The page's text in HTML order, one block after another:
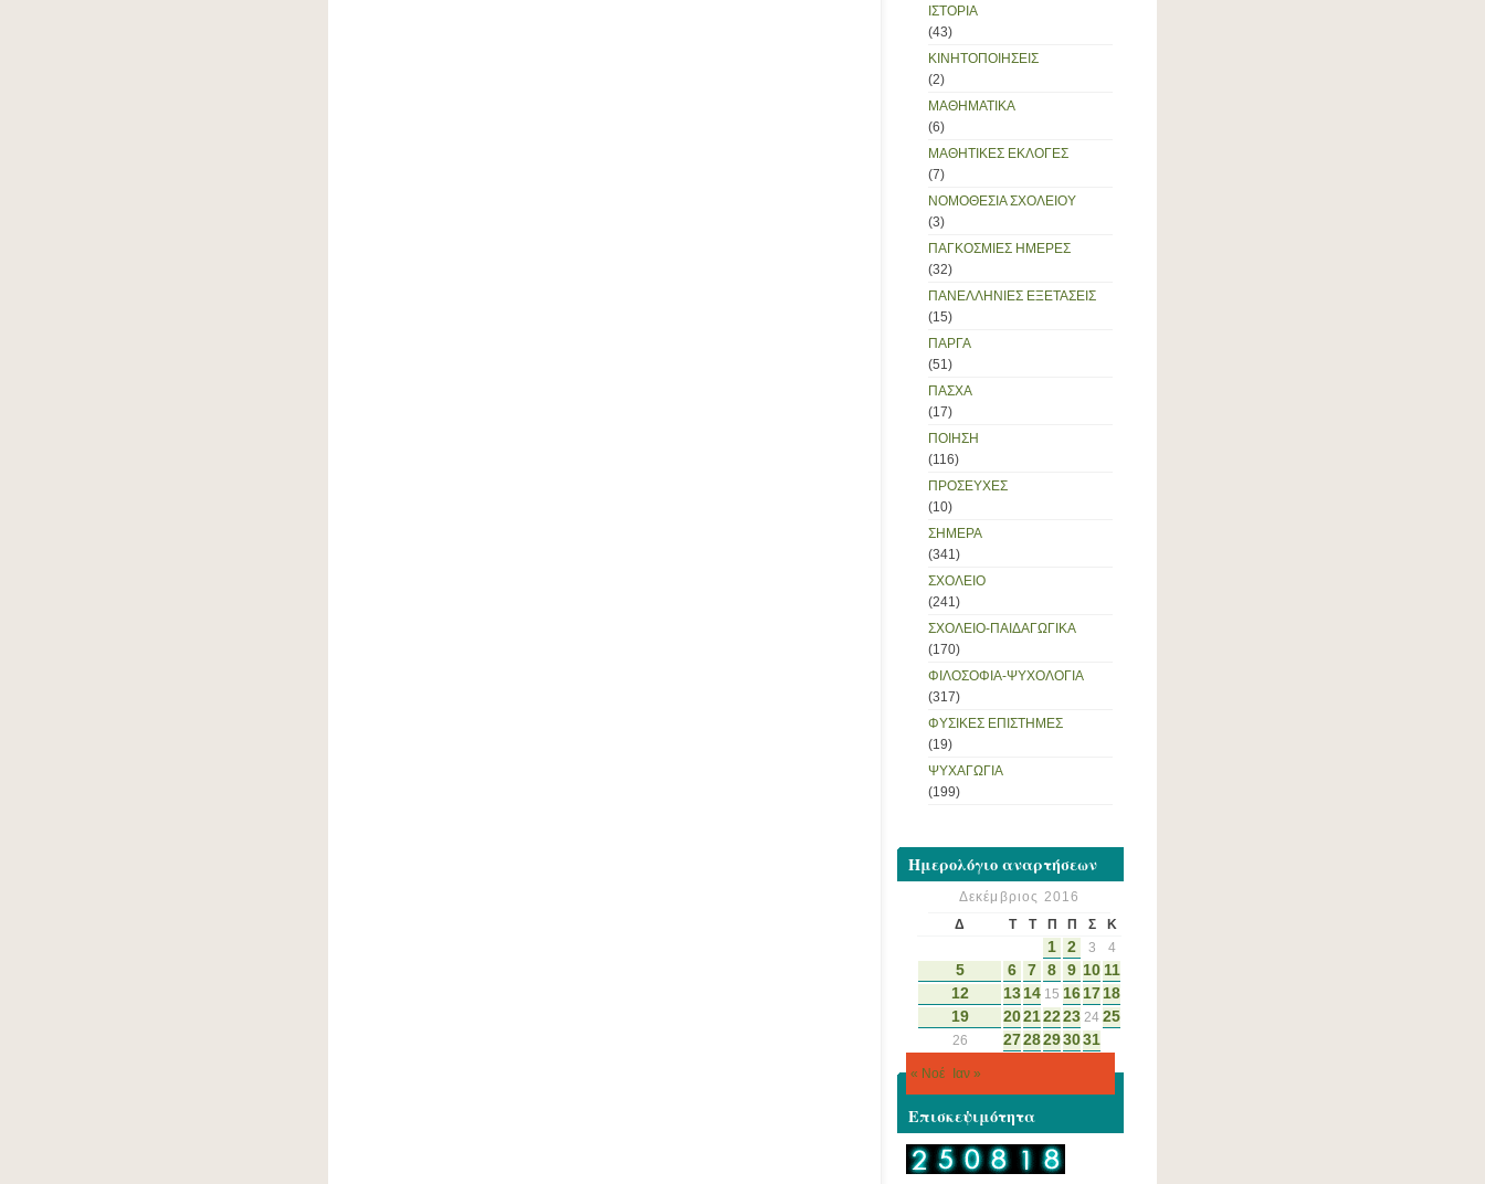
ΙΣΤΟΡΙΑ
(43)
ΚΙΝΗΤΟΠΟΙΗΣΕΙΣ
(2)
ΜΑΘΗΜΑΤΙΚΑ
(6)
ΜΑΘΗΤΙΚΕΣ ΕΚΛΟΓΕΣ
(7)
ΝΟΜΟΘΕΣΙΑ ΣΧΟΛΕΙΟΥ
(3)
ΠΑΓΚΟΣΜΙΕΣ ΗΜΕΡΕΣ
(32)
ΠΑΝΕΛΛΗΝΙΕΣ ΕΞΕΤΑΣΕΙΣ
(15)
ΠΑΡΓΑ
(51)
ΠΑΣΧΑ
(17)
ΠΟΙΗΣΗ
(116)
ΠΡΟΣΕΥΧΕΣ
(10)
ΣΗΜΕΡΑ
(341)
ΣΧΟΛΕΙΟ
(241)
ΣΧΟΛΕΙΟ-ΠΑΙΔΑΓΩΓΙΚΑ
(170)
ΦΙΛΟΣΟΦΙΑ-ΨΥΧΟΛΟΓΙΑ
(317)
ΦΥΣΙΚΕΣ ΕΠΙΣΤΗΜΕΣ
(19)
ΨΥΧΑΓΩΓΙΑ
(199)
Ημερολόγιο αναρτήσεων
Δεκέμβριος 2016
Δ
Τ Τ Π Π Σ Κ
1 2 3 4
5 6 7 8 9 10 11
12
13 14 15 16 17 18
19
20212223 24 25
26 2728293031
« Νοέ Ιαν »
Επισκεψιμότητα